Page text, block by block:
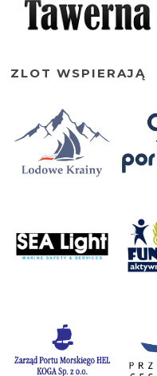
ZLOT WSPIERAJĄ